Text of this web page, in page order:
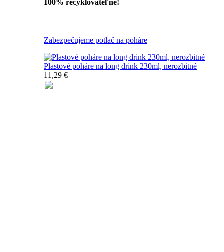
100% recyklovateľné!
Zabezpečujeme potlač na poháre
Plastové poháre na long drink 230ml, nerozbitné
11,29 €